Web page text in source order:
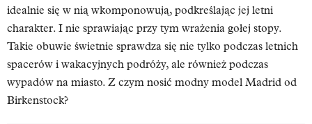
idealnie się w nią wkomponowują, podkreślając jej letni
charakter. I nie sprawiając przy tym wrażenia gołej stopy.
Takie obuwie świetnie sprawdza się nie tylko podczas letnich
spacerów i wakacyjnych podróży, ale również podczas
wypadów na miasto. Z czym nosić modny model Madrid od
Birkenstock?